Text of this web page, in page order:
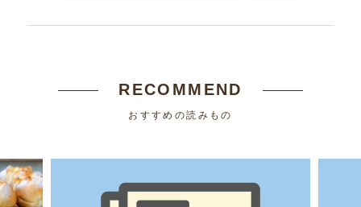
RECOMMEND
おすすめの読みもの